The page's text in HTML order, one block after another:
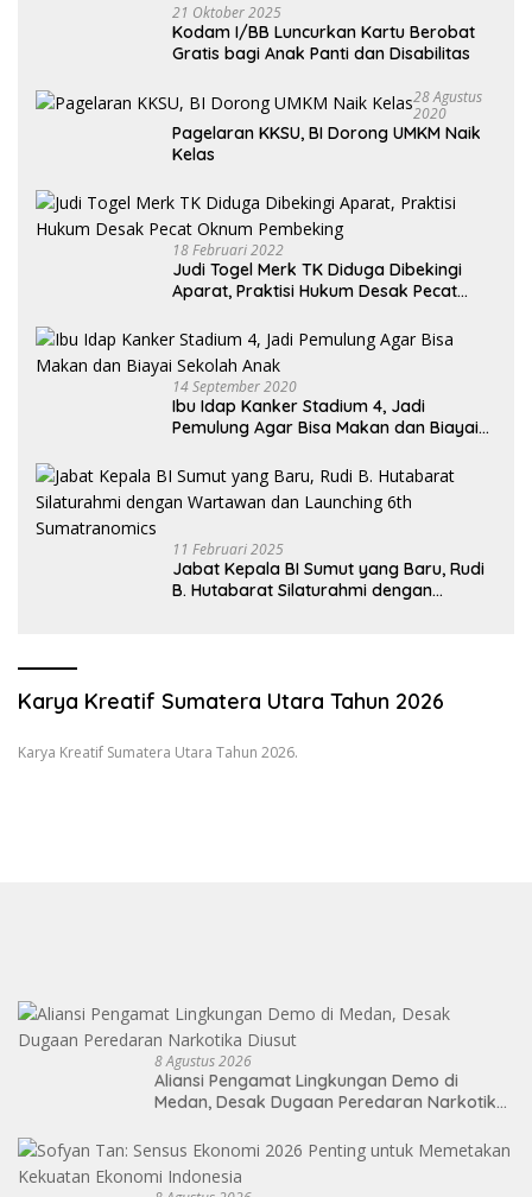
21 Oktober 2025
Kodam I/BB Luncurkan Kartu Berobat
Gratis bagi Anak Panti dan Disabilitas
28 Agustus
2020
Pagelaran KKSU, BI Dorong UMKM Naik
Kelas
18 Februari 2022
Judi Togel Merk TK Diduga Dibekingi
Aparat, Praktisi Hukum Desak Pecat
14 September 2020
Ibu Idap Kanker Stadium 4, Jadi
Pemulung Agar Bisa Makan dan Biayai
11 Februari 2025
Jabat Kepala BI Sumut yang Baru, Rudi
B. Hutabarat Silaturahmi dengan
Karya Kreatif Sumatera Utara Tahun 2026
Karya Kreatif Sumatera Utara Tahun 2026.
8 Agustus 2026
Aliansi Pengamat Lingkungan Demo di
Medan, Desak Dugaan Peredaran Narkotika